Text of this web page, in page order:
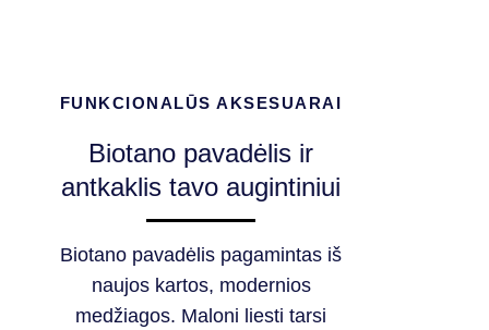
FUNKCIONALŪS AKSESUARAI
Biotano pavadėlis ir
antkaklis tavo augintiniui
Biotano pavadėlis pagamintas iš
naujos kartos, modernios
medžiagos. Maloni liesti tarsi